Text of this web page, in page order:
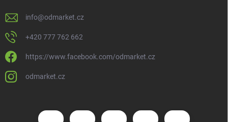
info@odmarket.cz
+420 777 762 662
https://www.facebook.com/odmarket.cz
odmarket.cz